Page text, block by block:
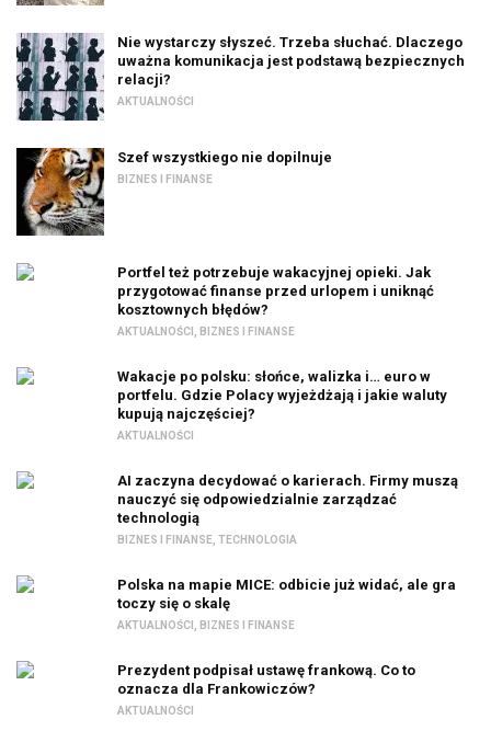
Nie wystarczy słyszeć. Trzeba słuchać. Dlaczego
uważna komunikacja jest podstawą bezpiecznych
relacji?
AKTUALNOŚCI
Szef wszystkiego nie dopilnuje
BIZNES I FINANSE
Portfel też potrzebuje wakacyjnej opieki. Jak
przygotować finanse przed urlopem i uniknąć
kosztownych błędów?
AKTUALNOŚCI BIZNES I FINANSE
Wakacje po polsku: słońce, walizka i… euro w
portfelu. Gdzie Polacy wyjeżdżają i jakie waluty
kupują najczęściej?
AKTUALNOŚCI
AI zaczyna decydować o karierach. Firmy muszą
nauczyć się odpowiedzialnie zarządzać
technologią
BIZNES I FINANSE TECHNOLOGIA
Polska na mapie MICE: odbicie już widać, ale gra
toczy się o skalę
AKTUALNOŚCI BIZNES I FINANSE
Prezydent podpisał ustawę frankową. Co to
oznacza dla Frankowiczów?
AKTUALNOŚCI